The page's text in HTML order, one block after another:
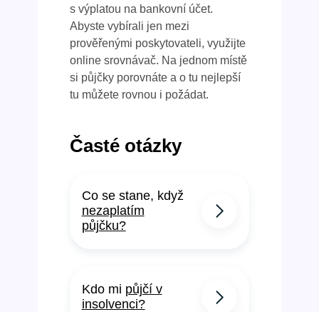
s výplatou na bankovní účet.
Abyste vybírali jen mezi
prověřenými poskytovateli, využijte
online srovnávač. Na jednom místě
si půjčky porovnáte a o tu nejlepší
tu můžete rovnou i požádat.
Časté otázky
Co se stane, když
nezaplatím
půjčku?
Kdo mi půjčí v
insolvenci?